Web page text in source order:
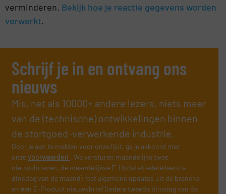
verminderen. Bekijk hoe je reactie gegevens worden
verwerkt.
Schrijf je in en ontvang ons
nieuws
Mis, net als 10000+ andere lezers, niets meer
van de (technische) ontwikkelingen binnen
de stortgoed-verwerkende industrie.
Door je aan te melden voor onze lijst, ga je akkoord met
onzevoorwaarden . We versturen maandelijks twee
nieuwsbrieven, de maandelijkse E-Update (iedere laatste
dinsdag van de maand) met algemene updates uit de branche
en één E-Product nieuwsbrief (iedere tweede dinsdag van de